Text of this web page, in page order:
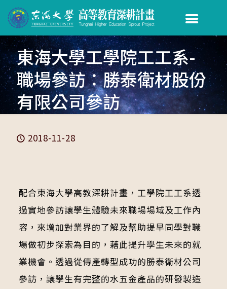
東海大學工學院工工系-
職場參訪：勝泰衛材股份
有限公司參訪
2018-11-28
配合東海大學高教深耕計畫，工學院工工系透
過實地參訪讓學生體驗未來職場場域及工作內
容，來增加對業界的了解及幫助提早同學對職
場做初步探索為目的，藉此提升學生未來的就
業機會。透過從傳產轉型成功的勝泰衛材公司
參訪，讓學生有完整的水五金產品的研發製造